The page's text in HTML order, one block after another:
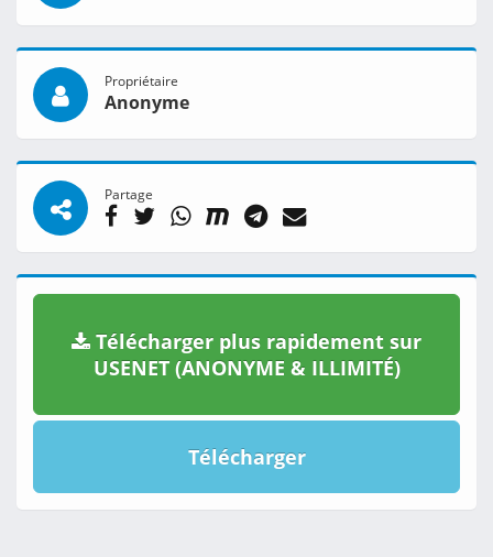
Propriétaire
Anonyme
Partage
Télécharger plus rapidement sur
USENET (ANONYME & ILLIMITÉ)
Télécharger